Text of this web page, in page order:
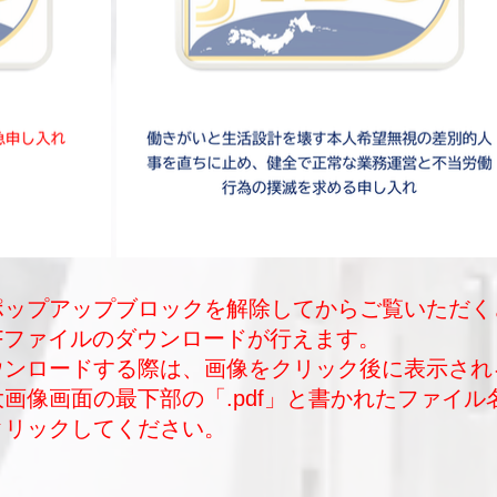
プアップブロックを解除してからご覧いただく
ァイルのダウンロードが行えます。
ロードする際は、画像をクリック後に表示され
像画面の最下部の「.pdf」と書かれたファイル
ックしてください。